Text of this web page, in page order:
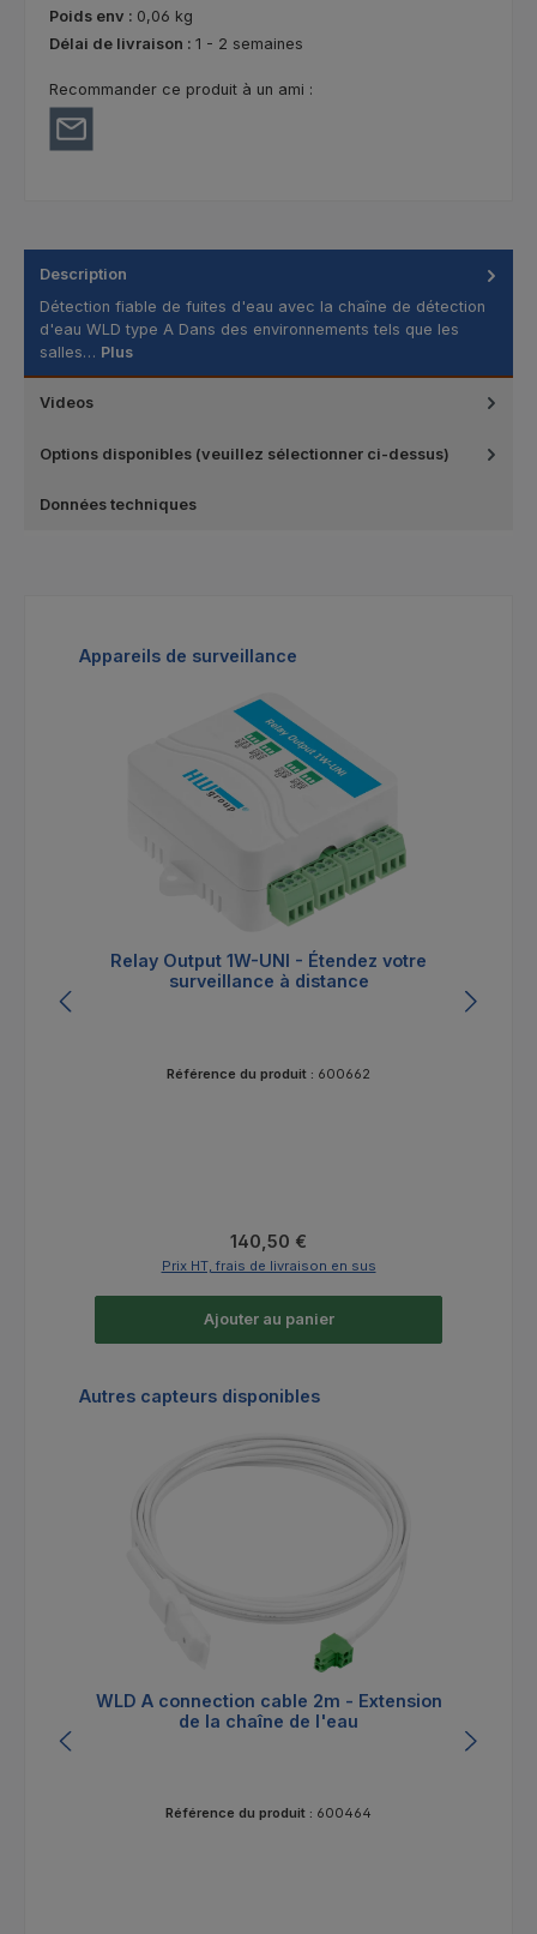
Poids env : 0,06 kg
Délai de livraison : 1 - 2 semaines
Recommander ce produit à un ami :
Description
Détection fiable de fuites d'eau avec la chaîne de détection
d'eau WLD type A Dans des environnements tels que les
salles… Plus
Videos
Options disponibles (veuillez sélectionner ci-dessus)
Données techniques
Ignorer la galerie de produits
Appareils de surveillance
Relay Output 1W-UNI - Étendez votre
surveillance à distance
Référence du produit : 600662
Prix régulier :
140,50 €
Prix HT, frais de livraison en sus
Ajouter au panier
Ignorer la galerie de produits
Autres capteurs disponibles
WLD A connection cable 2m - Extension
de la chaîne de l'eau
Référence du produit : 600464